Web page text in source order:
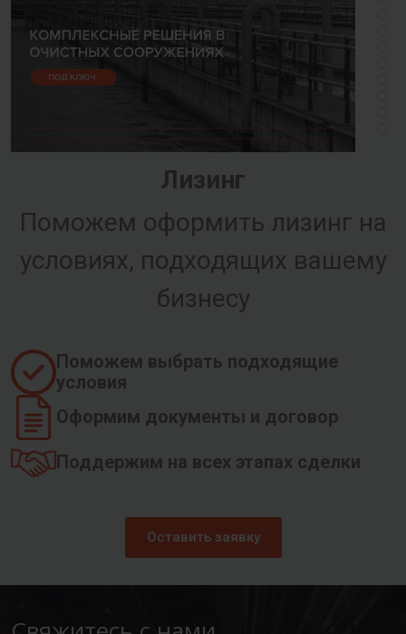
Лизинг
Поможем оформить лизинг на
условиях, подходящих вашему
бизнесу
Поможем выбрать подходящие
условия
Оформим документы и договор
Поддержим на всех этапах сделки
Оставить заявку